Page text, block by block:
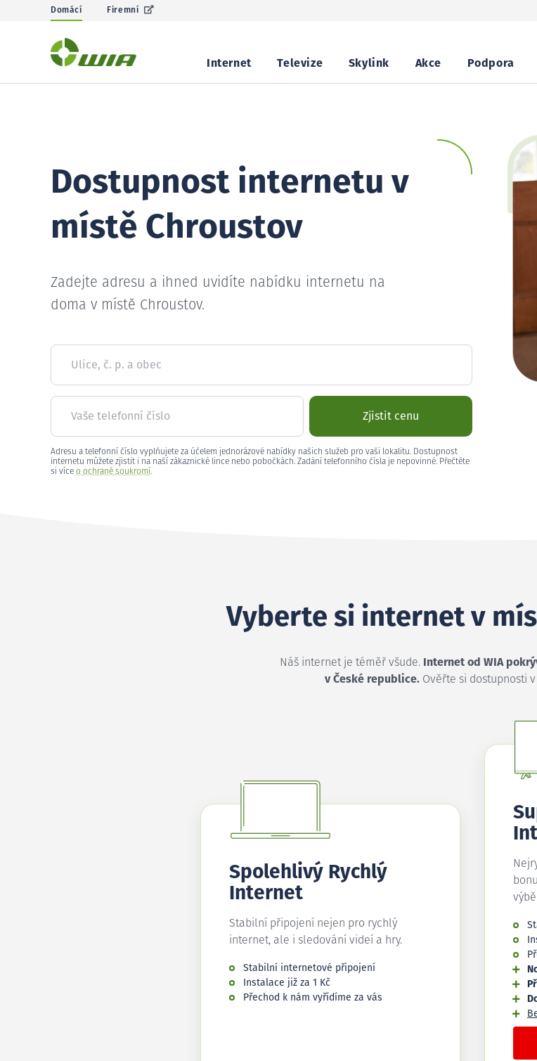
Domácí Firemní
Internet Televize Skylink Akce Podpora
Dostupnost internetu v
místě Chroustov
Zadejte adresu a ihned uvidíte nabídku internetu na
doma v místě Chroustov.
Ulice, č. p. a obec
Vaše telefonní číslo Zjistit cenu
Adresu a telefonní číslo vyplňujete za účelem jednorázové nabídky našich služeb pro vaši lokalitu. Dostupnost
internetu můžete zjistit i na naší zákaznické lince nebo pobočkách. Zadání telefonního čísla je nepovinné. Přečtěte
si více o ochraně soukromí.
Vyberte si internet v
Náš internet je téměř všude.
Internet od WIA
v České republice.Ověřte si dostupnosti v
Spolehlivý Rychlý
Internet
Stabilní připojení nejen pro rychlý
internet, ale i sledování videí a hry.
Stabilní internetové připojení
Instalace již za 1 Kč
Přechod k nám vyřídíme za vás